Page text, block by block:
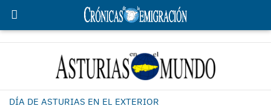
DÍA DE ASTURIAS EN EL EXTERIOR